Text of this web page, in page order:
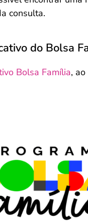
consulta.
do Bolsa
Bolsa Família,